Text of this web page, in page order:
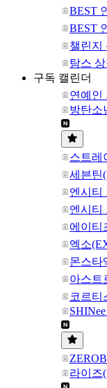
BEST
BEST
챌린지
탐스 상
구독 캘린더
연예인
방탄소
스트레
세븐틴
엔시티
엔시티
에이티
엑소
몬스타
아스트
코르티
라이즈